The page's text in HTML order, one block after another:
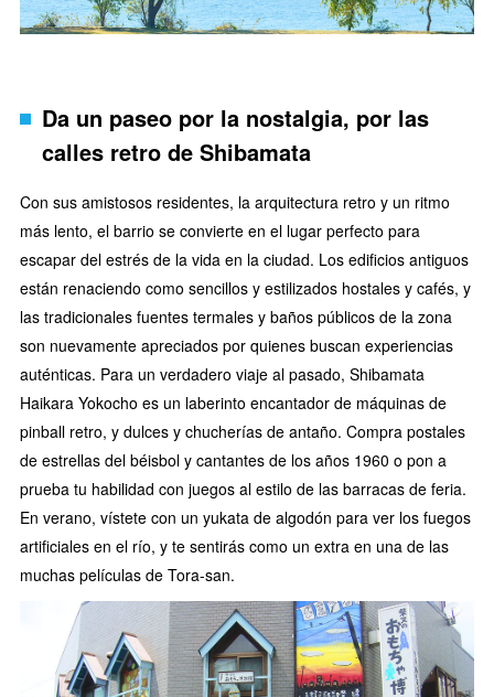
Da un paseo por la nostalgia, por las
calles retro de Shibamata
Con sus amistosos residentes, la arquitectura retro y un ritmo
más lento, el barrio se convierte en el lugar perfecto para
escapar del estrés de la vida en la ciudad. Los edificios antiguos
están renaciendo como sencillos y estilizados hostales y cafés, y
las tradicionales fuentes termales y baños públicos de la zona
son nuevamente apreciados por quienes buscan experiencias
auténticas. Para un verdadero viaje al pasado, Shibamata
Haikara Yokocho es un laberinto encantador de máquinas de
pinball retro, y dulces y chucherías de antaño. Compra postales
de estrellas del béisbol y cantantes de los años 1960 o pon a
prueba tu habilidad con juegos al estilo de las barracas de feria.
En verano, vístete con un yukata de algodón para ver los fuegos
artificiales en el río, y te sentirás como un extra en una de las
muchas películas de Tora-san.